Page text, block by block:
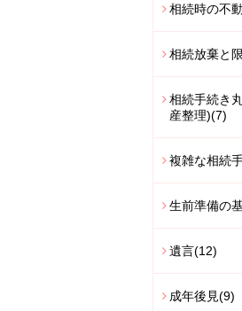
相続時の不
相続放棄と
相続手続き
産整理)(7)
複雑な相続
生前準備の
遺言(12)
成年後見(9)